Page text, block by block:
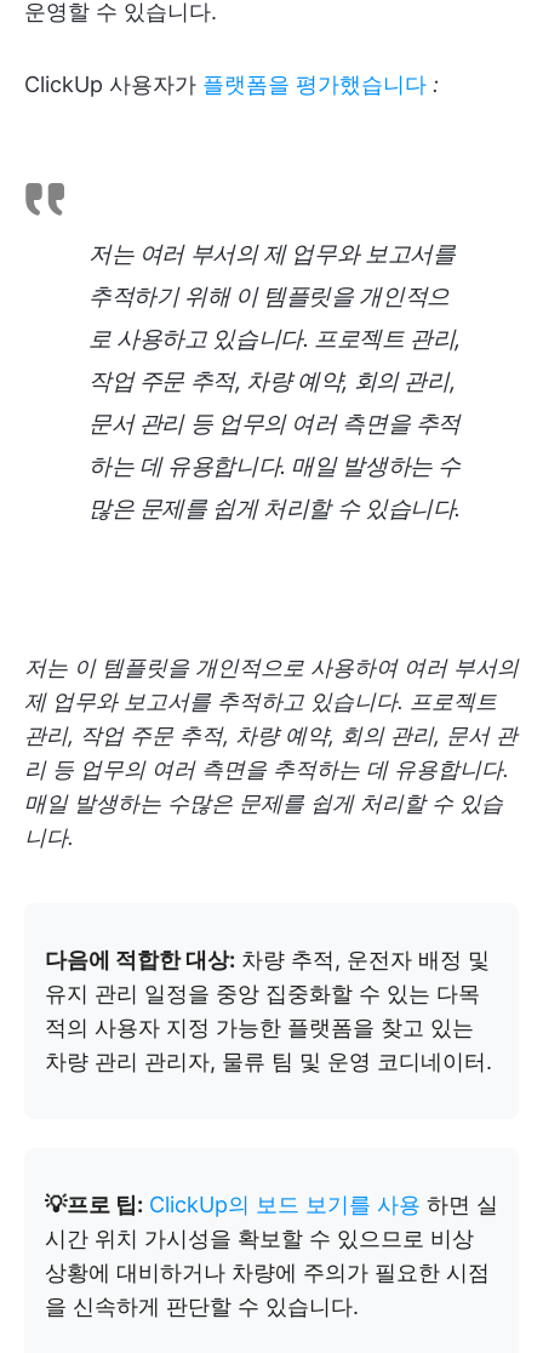
운영할 수 있습니다.
ClickUp 사용자가 플랫폼을 평가했습니다 :
저는 여러 부서의 제 업무와 보고서를
추적하기 위해 이 템플릿을 개인적으
로 사용하고 있습니다. 프로젝트 관리,
작업 주문 추적, 차량 예약, 회의 관리,
문서 관리 등 업무의 여러 측면을 추적
하는 데 유용합니다. 매일 발생하는 수
많은 문제를 쉽게 처리할 수 있습니다.
저는 이 템플릿을 개인적으로 사용하여 여러 부서의
제 업무와 보고서를 추적하고 있습니다. 프로젝트
관리, 작업 주문 추적, 차량 예약, 회의 관리, 문서 관
리 등 업무의 여러 측면을 추적하는 데 유용합니다.
매일 발생하는 수많은 문제를 쉽게 처리할 수 있습
니다.
다음에 적합한 대상: 차량 추적, 운전자 배정 및
유지 관리 일정을 중앙 집중화할 수 있는 다목
적의 사용자 지정 가능한 플랫폼을 찾고 있는
차량 관리 관리자, 물류 팀 및 운영 코디네이터.
💡프로 팁: ClickUp의 보드 보기를 사용 하면 실
시간 위치 가시성을 확보할 수 있으므로 비상
상황에 대비하거나 차량에 주의가 필요한 시점
을 신속하게 판단할 수 있습니다.